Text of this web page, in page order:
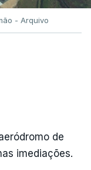
- Arquivo
de
imediações.